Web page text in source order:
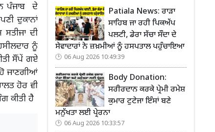
ਪੰਜਾਬ ਦੇ
ਦੁਕਾਨਾਂ
ਦੀ
ਨੂੰ
ਸੌਂਪੇਂ ਗਏ
ਜਾਣਗੀਆਂ
ਹੋਰ ਵੀ
ਕੀਤੀ ਹੈ
Patiala News: ਰਾੜਾ
ਸਾਹਿਬ ਜਾ ਰਹੀ ਪਿਕਅੱਪ
ਪਲਟੀ, ਡੇਰਾ ਸੱਚਾ ਸੌਦਾ ਦੇ
ਸੇਵਾਦਾਰਾਂ ਨੇ ਜ਼ਖ਼ਮੀਆਂ ਨੂੰ ਹਸਪਤਾਲ ਪਹੁੰਚਾਇਆ
06 Aug 2026 10:49:39
Body Donation:
ਸਰੀਰਦਾਨ ਕਰਕੇ ਪ੍ਰੇਮੀ ਰਮੇਸ਼
ਕੁਮਾਰ ਟੁਟੇਜਾ ਇੰਸਾਂ ਬਣੇ
ਮਨੁੱਖਤਾ ਲਈ ਪ੍ਰੇਰਨਾ
06 Aug 2026 10:33:57